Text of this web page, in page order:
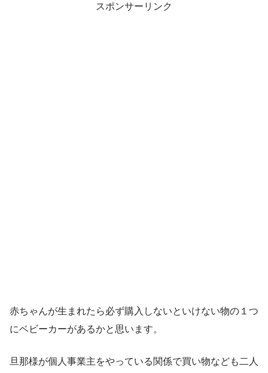
スポンサーリンク
赤ちゃんが生まれたら必ず購入しないといけない物の１つ
にベビーカーがあるかと思います。
旦那様が個人事業主をやっている関係で買い物なども二人